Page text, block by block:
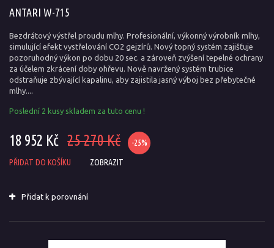
ANTARI W-715
Bezdrátový výstřel proudu mlhy. Profesionální, výkonný výrobník mlhy,
simulující efekt vystřelování CO2 gejzírů. Nový topný systém zajišťuje
pozoruhodný výkon po dobu 20 sec. a zároveň zvýšení tepelné ochrany
za účelem zkrácení doby ohřevu. Nově navržený systém trubice
odstraňuje zbývající kapalinu, aby zajistila jasný výboj bez přebytečné
mlhy....
Poslední 2 kusy skladem za tuto cenu !
18 952 Kč 25 270 Kč -25%
PŘIDAT DO KOŠÍKU ZOBRAZIT
Přidat k porovnání